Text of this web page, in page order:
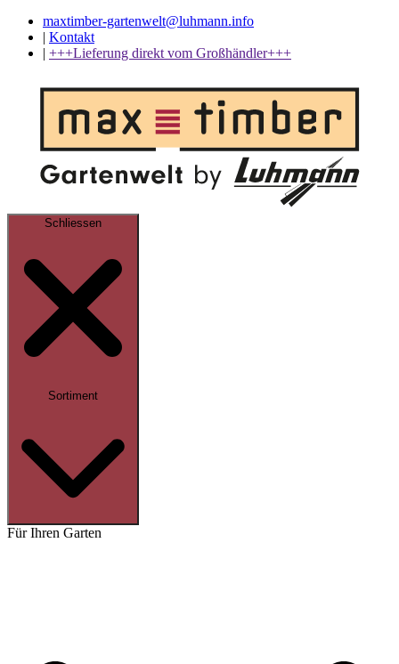
maxtimber-gartenwelt@luhmann.info
| Kontakt
| +++Lieferung direkt vom Großhändler+++
Schliessen
Sortiment
Für Ihren Garten